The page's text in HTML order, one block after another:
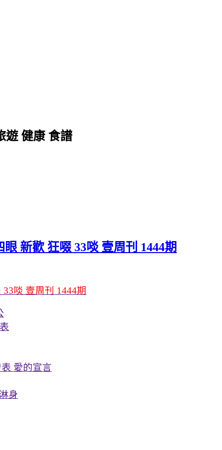
遊 健康 食譜
新歡 狂啜 33啖 壹周刊 1444期
啖 壹周刊 1444期
愛的宣言
身